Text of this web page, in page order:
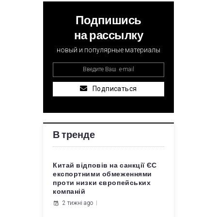
Подпишись
на рассылку
новый и популярные материалы
Подписаться
В тренде
Китай відповів на санкції ЄС
експортними обмеженнями
проти низки європейських
компаній
2 тижні ago